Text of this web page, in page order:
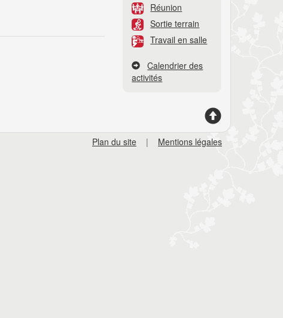
Réunion
Sortie terrain
Travail en salle
Calendrier des
activités
Plan du site | Mentions légales